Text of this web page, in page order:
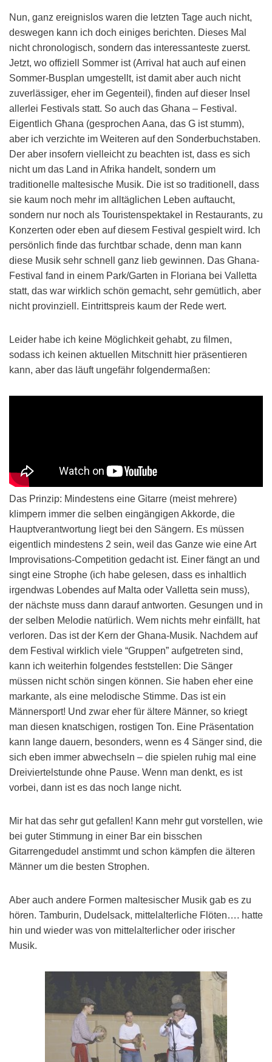
Nun, ganz ereignislos waren die letzten Tage auch nicht,
deswegen kann ich doch einiges berichten. Dieses Mal
nicht chronologisch, sondern das interessanteste zuerst.
Jetzt, wo offiziell Sommer ist (Arrival hat auch auf einen
Sommer-Busplan umgestellt, ist damit aber auch nicht
zuverlässiger, eher im Gegenteil), finden auf dieser Insel
allerlei Festivals statt. So auch das Ghana – Festival.
Eigentlich Għana (gesprochen Aana, das G ist stumm),
aber ich verzichte im Weiteren auf den Sonderbuchstaben.
Der aber insofern vielleicht zu beachten ist, dass es sich
nicht um das Land in Afrika handelt, sondern um
traditionelle maltesische Musik. Die ist so traditionell, dass
sie kaum noch mehr im alltäglichen Leben auftaucht,
sondern nur noch als Touristenspektakel in Restaurants, zu
Konzerten oder eben auf diesem Festival gespielt wird. Ich
persönlich finde das furchtbar schade, denn man kann
diese Musik sehr schnell ganz lieb gewinnen. Das Ghana-
Festival fand in einem Park/Garten in Floriana bei Valletta
statt, das war wirklich schön gemacht, sehr gemütlich, aber
nicht provinziell. Eintrittspreis kaum der Rede wert.
Leider habe ich keine Möglichkeit gehabt, zu filmen,
sodass ich keinen aktuellen Mitschnitt hier präsentieren
kann, aber das läuft ungefähr folgendermaßen:
Das Prinzip: Mindestens eine Gitarre (meist mehrere)
klimpern immer die selben eingängigen Akkorde, die
Hauptverantwortung liegt bei den Sängern. Es müssen
eigentlich mindestens 2 sein, weil das Ganze wie eine Art
Improvisations-Competition gedacht ist. Einer fängt an und
singt eine Strophe (ich habe gelesen, dass es inhaltlich
irgendwas Lobendes auf Malta oder Valletta sein muss),
der nächste muss dann darauf antworten. Gesungen und in
der selben Melodie natürlich. Wem nichts mehr einfällt, hat
verloren. Das ist der Kern der Ghana-Musik. Nachdem auf
dem Festival wirklich viele “Gruppen” aufgetreten sind,
kann ich weiterhin folgendes feststellen: Die Sänger
müssen nicht schön singen können. Sie haben eher eine
markante, als eine melodische Stimme. Das ist ein
Männersport! Und zwar eher für ältere Männer, so kriegt
man diesen knatschigen, rostigen Ton. Eine Präsentation
kann lange dauern, besonders, wenn es 4 Sänger sind, die
sich eben immer abwechseln – die spielen ruhig mal eine
Dreiviertelstunde ohne Pause. Wenn man denkt, es ist
vorbei, dann ist es das noch lange nicht.
Mir hat das sehr gut gefallen! Kann mehr gut vorstellen, wie
bei guter Stimmung in einer Bar ein bisschen
Gitarrengedudel anstimmt und schon kämpfen die älteren
Männer um die besten Strophen.
Aber auch andere Formen maltesischer Musik gab es zu
hören. Tamburin, Dudelsack, mittelalterliche Flöten…. hatte
hin und wieder was von mittelalterlicher oder irischer
Musik.